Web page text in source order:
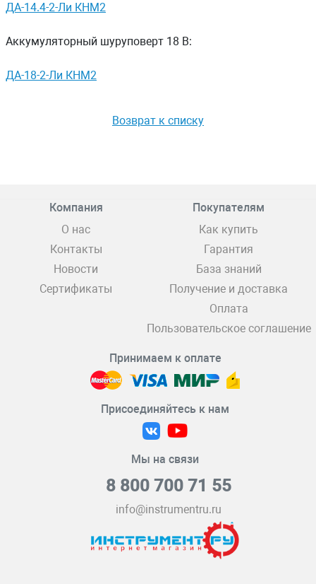
ДА-14.4-2-Ли КНМ2
Аккумуляторный шуруповерт 18 В:
ДА-18-2-Ли КНМ2
Возврат к списку
Компания
О нас
Контакты
Новости
Сертификаты
Покупателям
Как купить
Гарантия
База знаний
Получение и доставка
Оплата
Пользовательское соглашение
Принимаем к оплате
Присоединяйтесь к нам
Мы на связи
8 800 700 71 55
info@instrumentru.ru